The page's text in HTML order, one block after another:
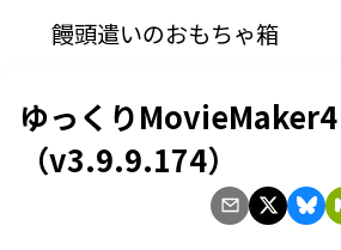
饅頭遣いのおもちゃ箱
ゆっくり
（v3.9.9.174）